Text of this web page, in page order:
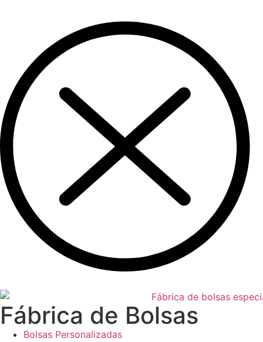
Fábrica de Bolsas
Bolsas Personalizadas